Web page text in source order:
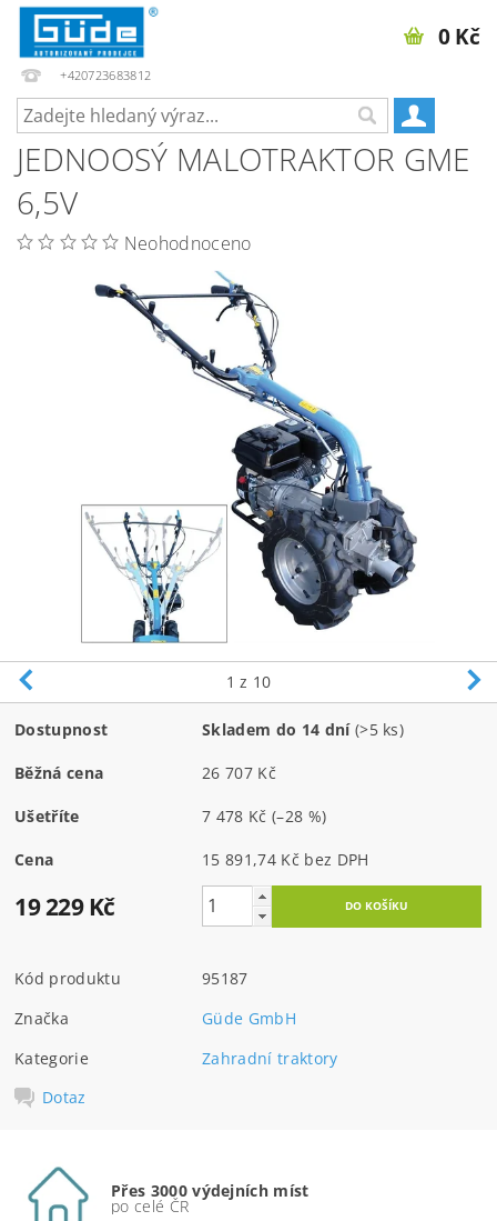
+420723683812
0 Kč
JEDNOOSÝ MALOTRAKTOR GME
6,5V
Neohodnoceno
1 z 10
Dostupnost Skladem do 14 dní (>5 ks)
Běžná cena 26 707 Kč
Ušetříte 7 478 Kč (–28 %)
Cena 15 891,74 Kč bez DPH
19 229 Kč
Kód produktu
95187
Značka
Güde GmbH
Kategorie
Zahradní traktory
Dotaz
Přes 3000 výdejních míst
po celé ČR